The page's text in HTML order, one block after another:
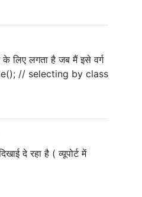
लिए लगता है जब मैं इसे वर्ग
// selecting by class
दे रहा है ( व्यूपोर्ट में